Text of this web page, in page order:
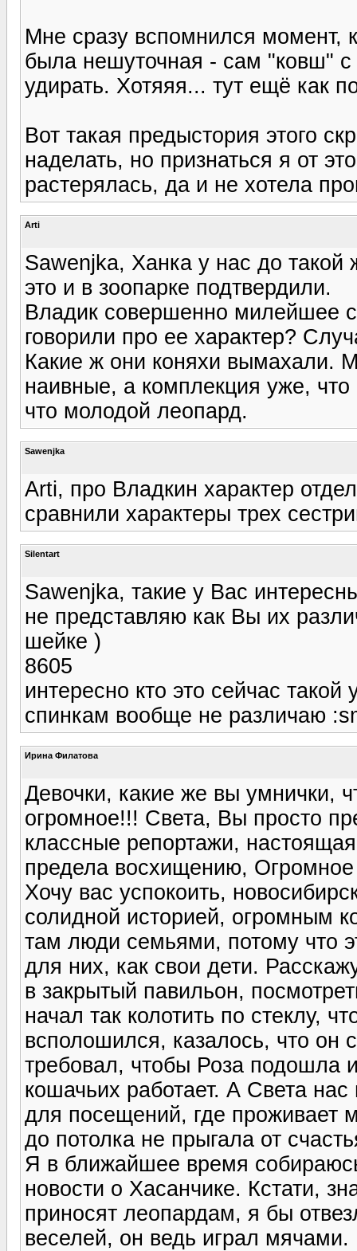
Мне сразу вспомнился момент,
была нешуточная - сам "ковш"
удирать. Хотяяя... тут ещё как
Вот такая предыстория этого
наделать, но признаться я от
растерялась, да и не хотела
Arti
Sawenjka, Ханка у нас до такой
это и в зоопарке подтвердили.
Владик совершенно милейшее
говорили про ее характер?
Какие ж они коняхи вымахали.
наивные, а комплекция уже,
что молодой леопард.
Sawenjka
Arti, про Владкин характер
сравнили характеры трех
Silentart
Sawenjka, такие у Вас
не представляю как Вы их
шейке )
8605
интересно кто это сейчас
спинкам вообще не различаю
Ирина Филатова
Девочки, какие же вы умнички,
огромное!!! Света, Вы просто
классные репортажи,
предела восхищению, Огромное
Хочу вас успокоить,
солидной историей, огромным
там люди семьями, потому что
для них, как свои дети.
в закрытый павильон,
начал так колотить по стеклу,
всполошился, казалось, что он
требовал, чтобы Роза подошла
кошачьих работает. А Света
для посещений, где проживает
до потолка не прыгала от
Я в ближайшее время
новости о Хасанчике. Кстати,
приносят леопардам, я бы
веселей, он ведь играл мячами.